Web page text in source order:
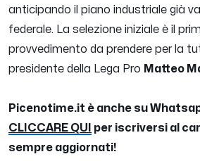
anticipando il piano industriale già
federale. La selezione iniziale è il
provvedimento da prendere per la
presidente della Lega Pro Matteo
Picenotime.it è anche su
CLICCARE QUI
per iscriversi al
sempre aggiornati!